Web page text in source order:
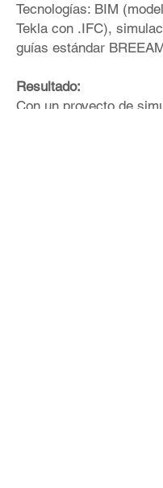
Tecnologías: BIM
Tekla con .IFC),
guías estándar
Resultado:
Con un proyecto de